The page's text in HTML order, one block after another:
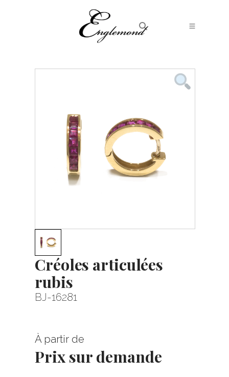
Créoles articulées
rubis
BJ-16281
À partir de
Prix sur demande